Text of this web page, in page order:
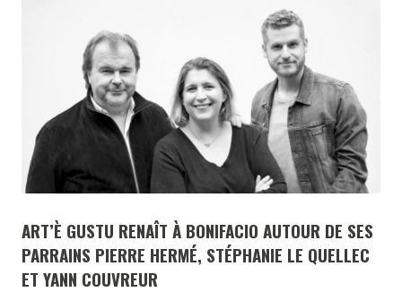
ART’È GUSTU RENAÎT À BONIFACIO AUTOUR DE SES
PARRAINS PIERRE HERMÉ, STÉPHANIE LE QUELLEC
ET YANN COUVREUR